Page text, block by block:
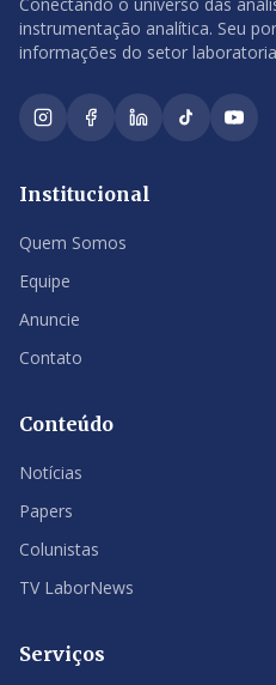
instrumentação analítica. Seu
informações do setor
Institucional
Quem Somos
Equipe
Anuncie
Contato
Conteúdo
Notícias
Papers
Colunistas
TV LaborNews
Serviços